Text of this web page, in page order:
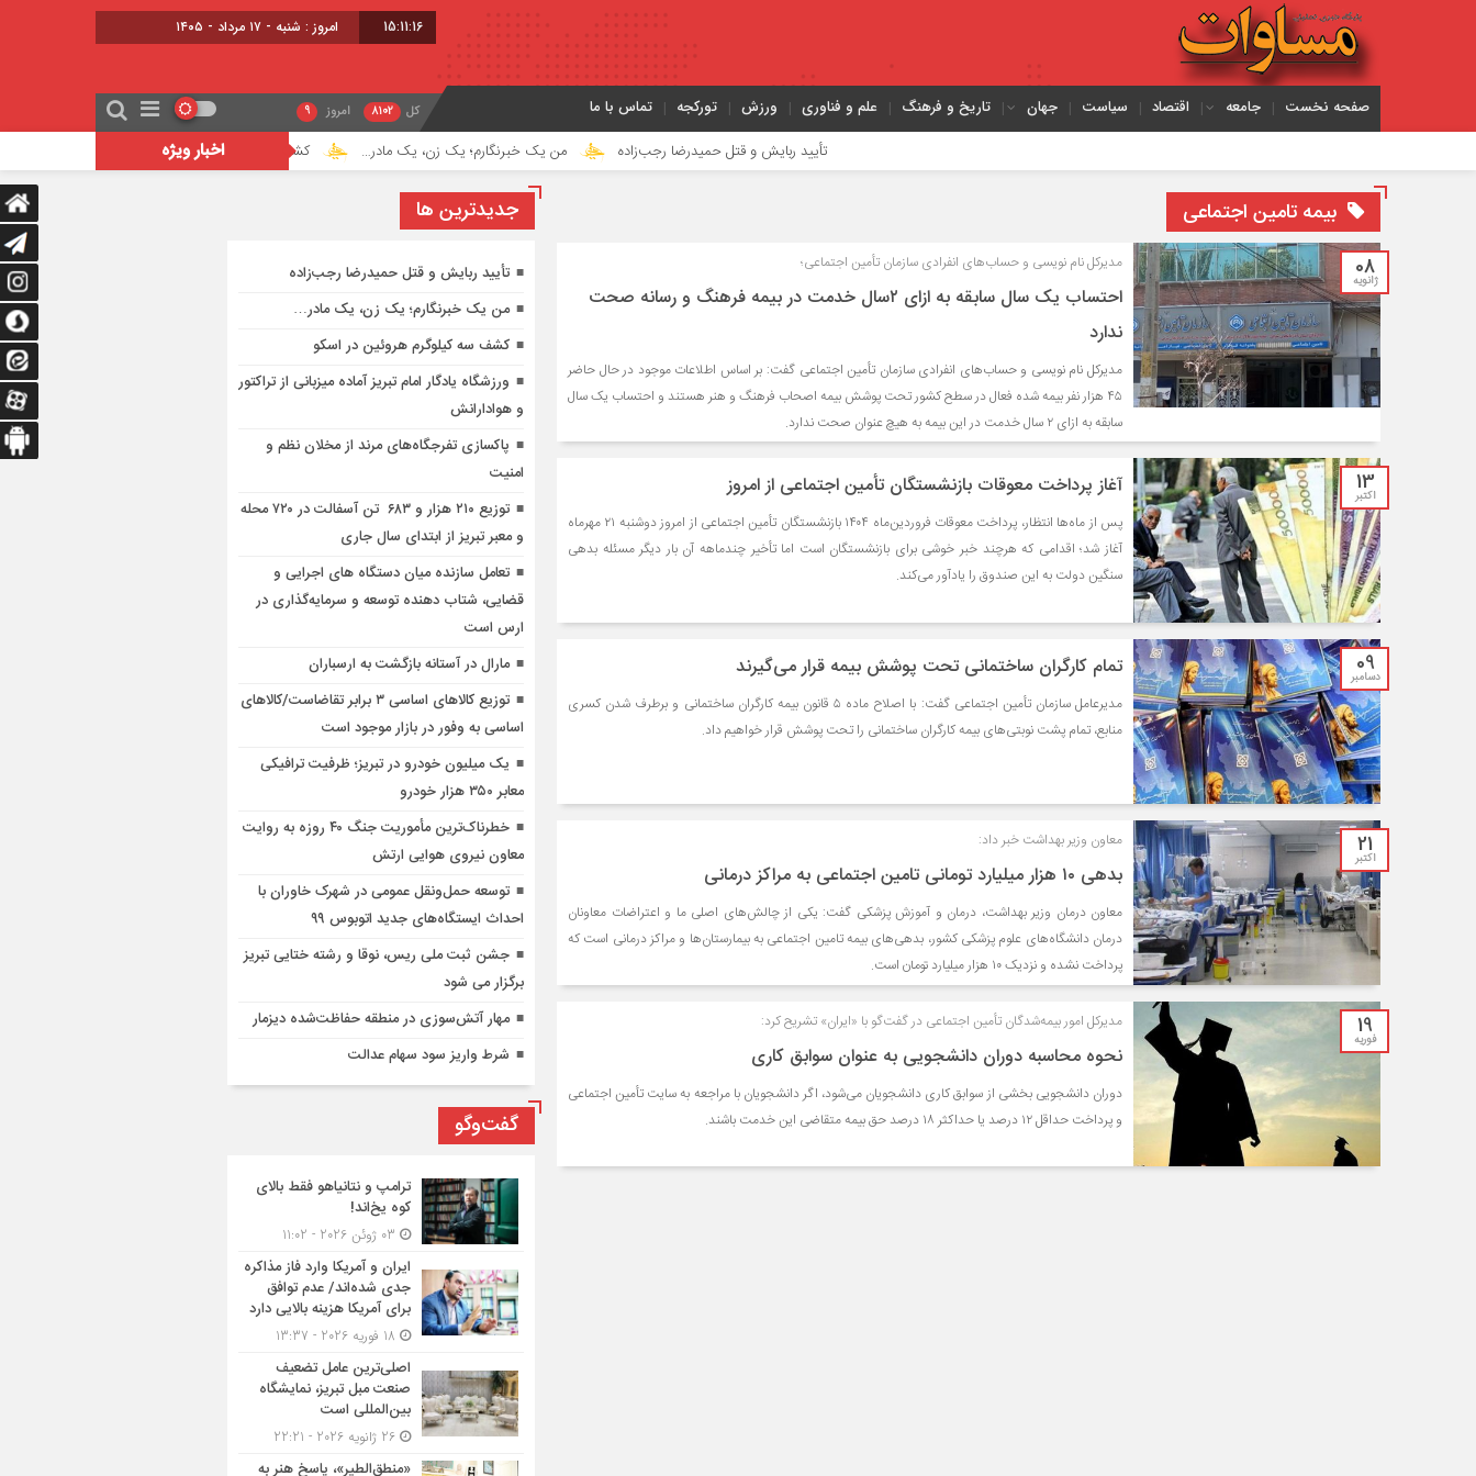
15:11:17 امروز : شنبه - ۱۷ مرداد - ۱۴۰۵
صفحه نخست جامعه اقتصاد سیاست جهان تاریخ و فرهنگ علم و فناوری ورزش تورکجه تماس با ما کل 8102 امروز 9
اخبار ویژه تأیید ربایش و قتل حمیدرضا رجب‌زاده من یک خبرنگارم؛ یک زن، یک مادر… کشف سه کیلوگرم هروئین در اسکو
بیمه تامین اجتماعی
08
ژانویه
مدیرکل نام نویسی و حساب‌های انفرادی سازمان تأمین اجتماعی؛
احتساب یک سال سابقه به ازای ۲سال خدمت در بیمه فرهنگ و رسانه صحت
ندارد
مدیرکل نام نویسی و حساب‌های انفرادی سازمان تأمین اجتماعی گفت: بر اساس اطلاعات موجود در حال حاضر
۴۵ هزار نفر بیمه‌ شده فعال در سطح کشور تحت پوشش بیمه اصحاب فرهنگ و هنر هستند و احتساب یک سال
سابقه به ازای ۲ سال خدمت در این بیمه به هیچ عنوان صحت ندارد.
13
اکتبر آغاز پرداخت معوقات بازنشستگان تأمین اجتماعی از امروز
پس از ماه‌ها انتظار، پرداخت معوقات فروردین‌ماه ۱۴۰۴ بازنشستگان تأمین اجتماعی از امروز دوشنبه ۲۱ مهرماه
آغاز شد؛ اقدامی که هرچند خبر خوشی برای بازنشستگان است اما تأخیر چندماهه آن بار دیگر مسئله بدهی
سنگین دولت به این صندوق را یادآور می‌کند.
09
دسامبر تمام کارگران ساختمانی تحت پوشش بیمه قرار می‌گیرند
مدیرعامل سازمان تأمین اجتماعی گفت: با اصلاح ماده ۵ قانون بیمه کارگران ساختمانی و برطرف شدن کسری
منابع، تمام پشت نوبتی‌های بیمه کارگران ساختمانی را تحت پوشش قرار خواهیم داد.
21
اکتبر
معاون وزیر بهداشت خبر داد:
بدهی ۱۰ هزار میلیارد تومانی تامین اجتماعی به مراکز درمانی
معاون درمان وزیر بهداشت، درمان و آموزش پزشکی گفت: یکی از چالش‌های اصلی ما و اعتراضات معاونان
درمان دانشگاه‌های علوم پزشکی کشور، بدهی‌های بیمه تامین اجتماعی به بیمارستان‌ها و مراکز درمانی است که
پرداخت نشده و نزدیک ۱۰ هزار میلیارد تومان است.
19
فوریه
مدیرکل امور بیمه‌شدگان تأمین اجتماعی در گفت‌گو با «ایران» تشریح کرد:
نحوه محاسبه دوران دانشجویی به عنوان سوابق کاری
دوران دانشجویی بخشی از سوابق کاری دانشجویان می‌شود، اگر دانشجویان با مراجعه به سایت تأمین اجتماعی
و پرداخت حداقل ۱۲ درصد یا حداکثر ۱۸ درصد حق بیمه متقاضی این خدمت باشند.
جديدترين ها
تأیید ربایش و قتل حمیدرضا رجب‌زاده
من یک خبرنگارم؛ یک زن، یک مادر…
کشف سه کیلوگرم هروئین در اسکو
ورزشگاه یادگار امام تبریز آماده میزبانی از تراکتور
و هوادارانش
پاکسازی تفرجگاه‌های مرند از مخلان نظم و
امنیت
توزیع ۲۱۰ هزار و ۶۸۳ تن آسفالت در ۷۲۰ محله
و معبر تبریز از ابتدای سال جاری
تعامل سازنده میان دستگاه‌ های اجرایی و
قضایی، شتاب‌ دهنده توسعه و سرمایه‌گذاری در
ارس است
مارال در آستانه بازگشت به ارسباران
توزیع کالاهای اساسی ۳ برابر تقاضاست/کالاهای
اساسی به وفور در بازار موجود است
یک میلیون خودرو در تبریز؛ ظرفیت ترافیکی
معابر ۳۵۰ هزار خودرو
خطرناک‌ترین مأموریت جنگ ۴۰ روزه به روایت
معاون نیروی هوایی ارتش
توسعه حمل‌ونقل عمومی در شهرک خاوران با
احداث ایستگاه‌های جدید اتوبوس ۹۹
جشن ثبت ملی ریس، نوقا و رشته ختایی تبریز
برگزار می شود
مهار آتش‌سوزی در منطقه حفاظت‌شده دیزمار
شرط واریز سود سهام عدالت
گفت‌وگو
ترامپ و نتانیاهو فقط بالای
کوه یخ‌اند!
ایران و آمریکا وارد فاز مذاکره
جدی شده‌اند/ عدم توافق
برای آمریکا هزینه بالایی دارد
اصلی‌ترین عامل تضعیف
صنعت مبل تبریز، نمایشگاه
بین‌المللی است
«منطق‌الطیر»، پاسخ هنر به